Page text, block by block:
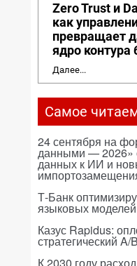
Zero Trust и
как
превращает
ядро контура
Далее...
Самое
24 сентября на
данными — 2026»
данных к ИИ и
Т-Банк
языковых моделей
Казус Rapidus:
стратегический A/